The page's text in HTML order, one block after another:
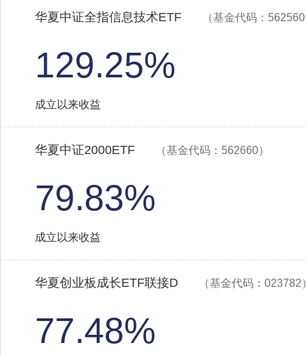
华夏中证全指信息技术ETF （基金代码：
129.25%
成立以来收益
华夏中证2000ETF （基金代码：562660）
79.83%
成立以来收益
华夏创业板成长ETF联接D （基金代码：023782
77.48%